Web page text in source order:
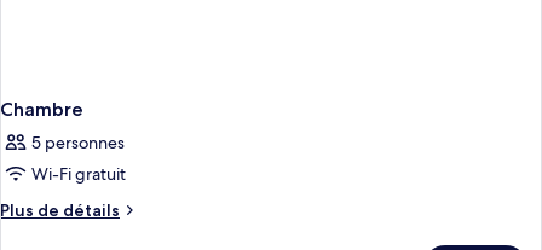
Chambre
5 personnes
Wi-Fi gratuit
Plus de détails
Plus